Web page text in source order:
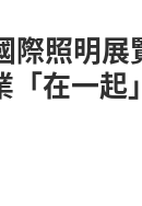
際照明展
「在一起